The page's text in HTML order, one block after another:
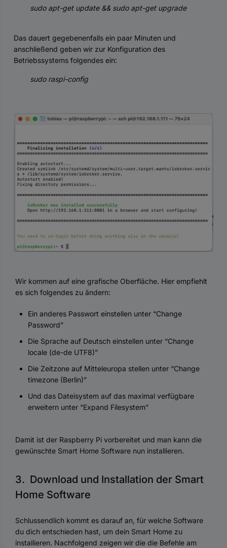
sudo apt-get update && sudo apt-get upgrade
Das dauert gegebenenfalls ein paar Minuten und
anschließend geben wir zur Konfiguration des
Betriebssystems folgendes ein:
sudo raspi-config
Wir kommen auf eine grafische Oberfläche. Hier empfiehlt
es sich folgendes zu ändern:
Ein anderes Passwort einstellen unter “Change
Password”
Die Sprache auf Deutsch einstellen unter “Change
locale (de-de UTF8)”
Die Zeitzone auf Mitteleuropa stellen unter “Change
timezone (Berlin)”
Und das Dateisystem auf das maximal verfügbare
erweitern unter “Expand Filesystem”
Damit ist der Raspberry Pi vorbereitet und man kann die
gewünschte Smart Home Software nun installieren.
3. Download und Installation der Smart
Home Software
Schlussendlich kommt es darauf an, für welche Software
du dich entschieden hast, um dein Smart Home zu
installieren. Nachfolgend zeigen wir die die Befehle am